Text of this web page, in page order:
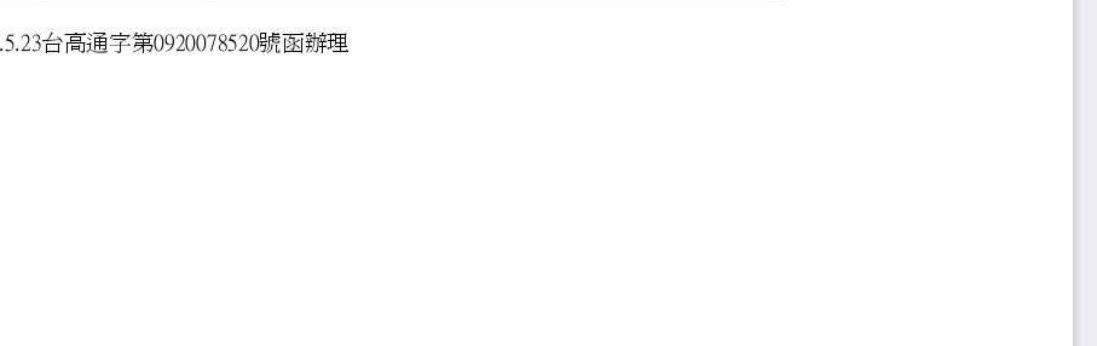
出依教育部92.5.23台高通字第0920078520號函辦理